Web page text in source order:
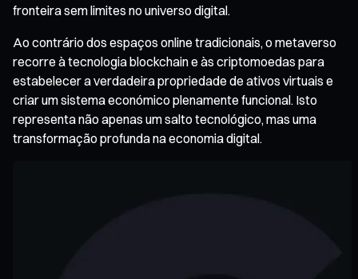
fronteira sem limites no universo digital.
Ao contrário dos espaços online tradicionais, o metaverso
recorre à tecnologia blockchain e às criptomoedas para
estabelecer a verdadeira propriedade de ativos virtuais e
criar um sistema económico plenamente funcional. Isto
representa não apenas um salto tecnológico, mas uma
transformação profunda na economia digital.